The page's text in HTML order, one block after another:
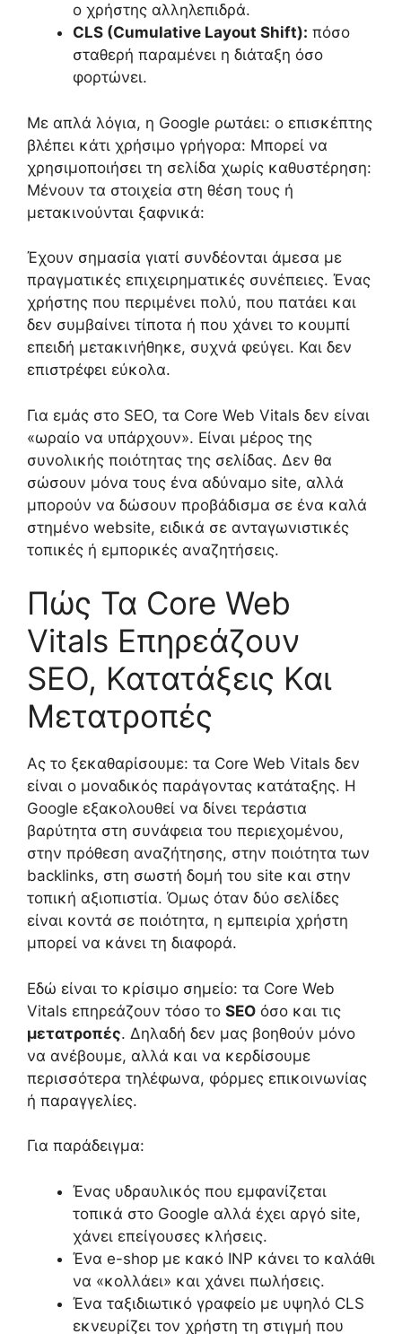
ο χρήστης αλληλεπιδρά.
CLS (Cumulative Layout Shift): πόσο
σταθερή παραμένει η διάταξη όσο
φορτώνει.
Με απλά λόγια, η Google ρωτάει: ο επισκέπτης
βλέπει κάτι χρήσιμο γρήγορα: Μπορεί να
χρησιμοποιήσει τη σελίδα χωρίς καθυστέρηση:
Μένουν τα στοιχεία στη θέση τους ή
μετακινούνται ξαφνικά:
Έχουν σημασία γιατί συνδέονται άμεσα με
πραγματικές επιχειρηματικές συνέπειες. Ένας
χρήστης που περιμένει πολύ, που πατάει και
δεν συμβαίνει τίποτα ή που χάνει το κουμπί
επειδή μετακινήθηκε, συχνά φεύγει. Και δεν
επιστρέφει εύκολα.
Για εμάς στο SEO, τα Core Web Vitals δεν είναι
«ωραίο να υπάρχουν». Είναι μέρος της
συνολικής ποιότητας της σελίδας. Δεν θα
σώσουν μόνα τους ένα αδύναμο site, αλλά
μπορούν να δώσουν προβάδισμα σε ένα καλά
στημένο website, ειδικά σε ανταγωνιστικές
τοπικές ή εμπορικές αναζητήσεις.
Πώς Τα Core Web
Vitals Επηρεάζουν
SEO, Κατατάξεις Και
Μετατροπές
Ας το ξεκαθαρίσουμε: τα Core Web Vitals δεν
είναι ο μοναδικός παράγοντας κατάταξης. Η
Google εξακολουθεί να δίνει τεράστια
βαρύτητα στη συνάφεια του περιεχομένου,
στην πρόθεση αναζήτησης, στην ποιότητα των
backlinks, στη σωστή δομή του site και στην
τοπική αξιοπιστία. Όμως όταν δύο σελίδες
είναι κοντά σε ποιότητα, η εμπειρία χρήστη
μπορεί να κάνει τη διαφορά.
Εδώ είναι το κρίσιμο σημείο: τα Core Web
Vitals επηρεάζουν τόσο το SEO όσο και τις
μετατροπές. Δηλαδή δεν μας βοηθούν μόνο
να ανέβουμε, αλλά και να κερδίσουμε
περισσότερα τηλέφωνα, φόρμες επικοινωνίας
ή παραγγελίες.
Για παράδειγμα:
Ένας υδραυλικός που εμφανίζεται
τοπικά στο Google αλλά έχει αργό site,
χάνει επείγουσες κλήσεις.
Ένα e-shop με κακό INP κάνει το καλάθι
να «κολλάει» και χάνει πωλήσεις.
Ένα ταξιδιωτικό γραφείο με υψηλό CLS
εκνευρίζει τον χρήστη τη στιγμή που